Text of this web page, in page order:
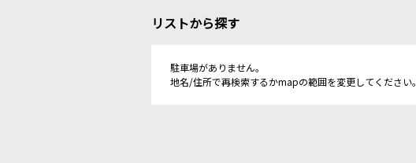
リストから探す
駐車場がありません。
地名/住所で再検索するかmapの範囲を変更してください。